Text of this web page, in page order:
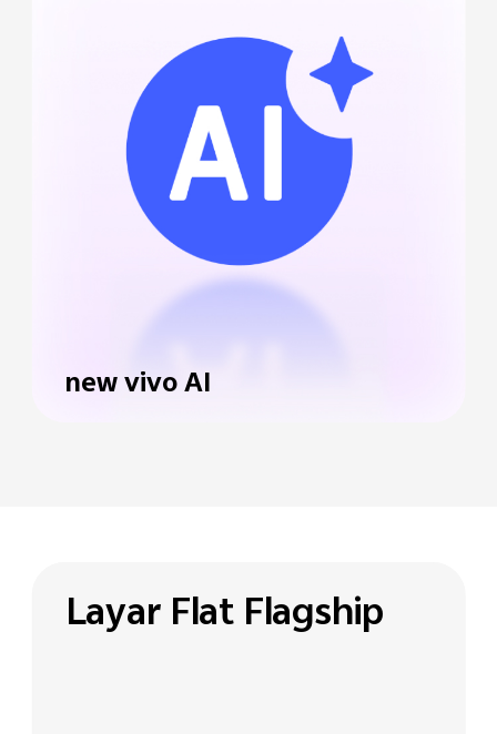
new vivo AI
Layar Flat Flagship